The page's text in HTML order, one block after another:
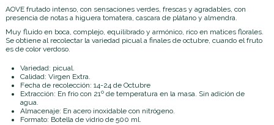
AOVE frutado intenso, con sensaciones verdes, frescas y agradables, con
presencia de notas a higuera tomatera, cascara de plátano y almendra.
Muy fluido en boca, complejo, equilibrado y armónico, rico en matices florales.
Se obtiene al recolectar la variedad picual a finales de octubre, cuando el fruto
es de color verdoso.
Variedad: picual.
Calidad: Virgen Extra.
Fecha de recolección: 14-24 de Octubre
Extracción: En frio con 21º de temperatura en la masa. Sin adición de
agua.
Almacenaje: En acero inoxidable con nitrógeno.
Formato: Botella de vidrio de 500 ml.